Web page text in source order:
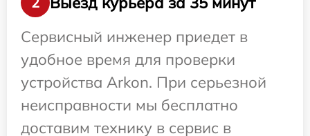
Сервисный инженер приедет в
удобное время для проверки
устройства Arkon. При серьезной
неисправности мы бесплатно
доставим технику в сервис в